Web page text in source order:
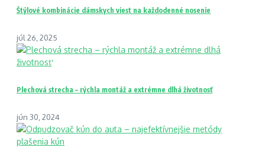
Štýlové kombinácie dámskych viest na každodenné nosenie
júl 26, 2025
Plechová strecha – rýchla montáž a extrémne dlhá životnosť
jún 30, 2024